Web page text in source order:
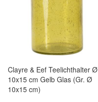
Clayre & Eef Teelichthalter Ø
10x15 cm Gelb Glas (Gr. Ø
10x15 cm)